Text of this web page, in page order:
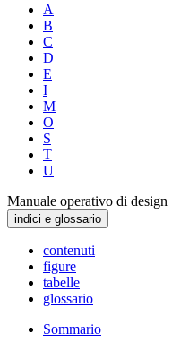
A
B
C
D
E
I
M
O
S
T
U
Manuale operativo di design
indici e glossario
contenuti
figure
tabelle
glossario
Sommario